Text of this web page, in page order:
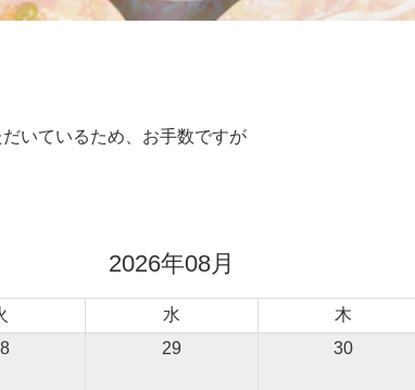
いているため、お手数ですが
2026年08月
水
木
29 30